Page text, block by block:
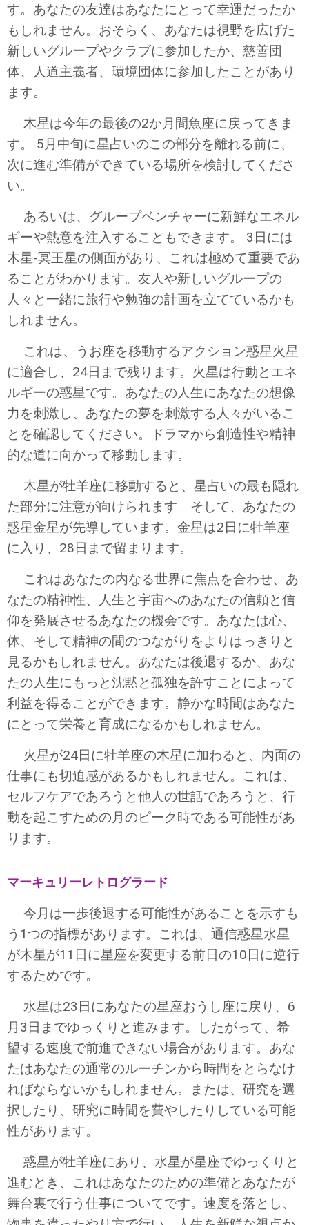
す。あなたの友達はあなたにとって幸運だったか
もしれません。おそらく、あなたは視野を広げた
新しいグループやクラブに参加したか、慈善団
体、人道主義者、環境団体に参加したことがあり
ます。
木星は今年の最後の2か月間魚座に戻ってきま
す。 5月中旬に星占いのこの部分を離れる前に、
次に進む準備ができている場所を検討してくださ
い。
あるいは、グループベンチャーに新鮮なエネル
ギーや熱意を注入することもできます。 3日には
木星-冥王星の側面があり、これは極めて重要であ
ることがわかります。友人や新しいグループの
人々と一緒に旅行や勉強の計画を立てているかも
しれません。
これは、うお座を移動するアクション惑星火星
に適合し、24日まで残ります。火星は行動とエネ
ルギーの惑星です。あなたの人生にあなたの想像
力を刺激し、あなたの夢を刺激する人々がいるこ
とを確認してください。ドラマから創造性や精神
的な道に向かって移動します。
木星が牡羊座に移動すると、星占いの最も隠れ
た部分に注意が向けられます。そして、あなたの
惑星金星が先導しています。金星は2日に牡羊座
に入り、28日まで留まります。
これはあなたの内なる世界に焦点を合わせ、あ
なたの精神性、人生と宇宙へのあなたの信頼と信
仰を発展させるあなたの機会です。あなたは心、
体、そして精神の間のつながりをよりはっきりと
見るかもしれません。あなたは後退するか、あな
たの人生にもっと沈黙と孤独を許すことによって
利益を得ることができます。静かな時間はあなた
にとって栄養と育成になるかもしれません。
火星が24日に牡羊座の木星に加わると、内面の
仕事にも切迫感があるかもしれません。これは、
セルフケアであろうと他人の世話であろうと、行
動を起こすための月のピーク時である可能性があ
ります。
マーキュリーレトログラード
今月は一歩後退する可能性があることを示すも
う1つの指標があります。これは、通信惑星水星
が木星が11日に星座を変更する前日の10日に逆行
するためです。
水星は23日にあなたの星座おうし座に戻り、6
月3日までゆっくりと進みます。したがって、希
望する速度で前進できない場合があります。あな
たはあなたの通常のルーチンから時間をとらなけ
ればならないかもしれません。または、研究を選
択したり、研究に時間を費やしたりしている可能
性があります。
惑星が牡羊座にあり、水星が星座でゆっくりと
進むとき、これはあなたのための準備とあなたが
舞台裏で行う仕事についてです。速度を落とし、